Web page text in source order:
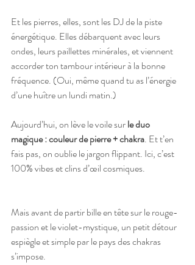
Et les pierres, elles, sont les DJ de la piste
énergétique. Elles débarquent avec leurs
ondes, leurs paillettes minérales, et viennent
accorder ton tambour intérieur à la bonne
fréquence. (Oui, même quand tu as l’énergie
d’une huître un lundi matin.)
Aujourd’hui, on lève le voile sur le duo
magique : couleur de pierre + chakra. Et t’en
fais pas, on oublie le jargon flippant. Ici, c’est
100% vibes et clins d’œil cosmiques.
Mais avant de partir bille en tête sur le rouge-
passion et le violet-mystique, un petit détour
espiègle et simple par le pays des chakras
s’impose.